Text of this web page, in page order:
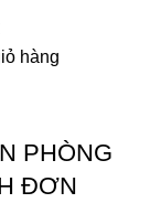
hàng
PHÒNG
ĐƠN